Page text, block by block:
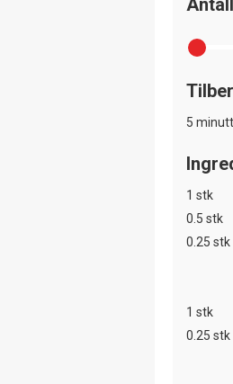
5
1 stk
0.5 stk
0.25 stk
1 stk
0.25 stk